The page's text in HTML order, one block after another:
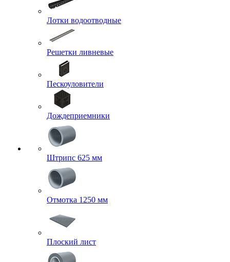
Лотки водоотводные
Решетки ливневые
Пескоуловители
Дождеприемники
Штрипс 625 мм
Отмотка 1250 мм
Плоский лист